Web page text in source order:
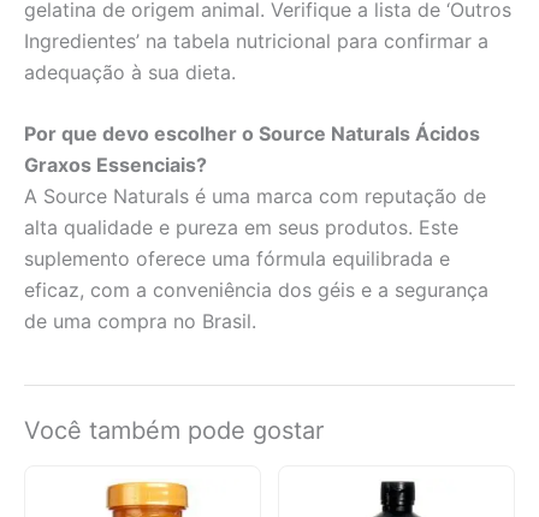
gelatina de origem animal. Verifique a lista de ‘Outros
Ingredientes’ na tabela nutricional para confirmar a
adequação à sua dieta.
Por que devo escolher o Source Naturals Ácidos
Graxos Essenciais?
A Source Naturals é uma marca com reputação de
alta qualidade e pureza em seus produtos. Este
suplemento oferece uma fórmula equilibrada e
eficaz, com a conveniência dos géis e a segurança
de uma compra no Brasil.
Você também pode gostar